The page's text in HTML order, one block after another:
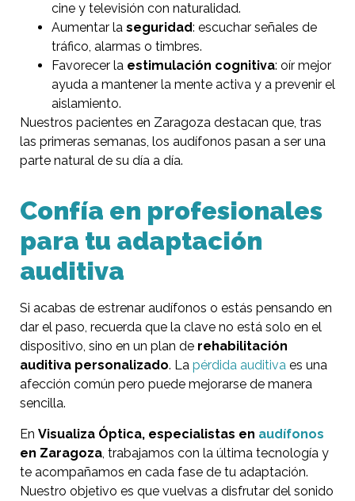
cine y televisión con naturalidad.
Aumentar la seguridad: escuchar señales de
tráfico, alarmas o timbres.
Favorecer la estimulación cognitiva: oír mejor
ayuda a mantener la mente activa y a prevenir el
aislamiento.
Nuestros pacientes en Zaragoza destacan que, tras
las primeras semanas, los audífonos pasan a ser una
parte natural de su día a día.
Confía en profesionales
para tu adaptación
auditiva
Si acabas de estrenar audífonos o estás pensando en
dar el paso, recuerda que la clave no está solo en el
dispositivo, sino en un plan de rehabilitación
auditiva personalizado. La pérdida auditivaes una
afección común pero puede mejorarse de manera
sencilla.
En Visualiza Óptica, especialistas en audífonos
en Zaragoza, trabajamos con la última tecnología y
te acompañamos en cada fase de tu adaptación.
Nuestro objetivo es que vuelvas a disfrutar del sonido